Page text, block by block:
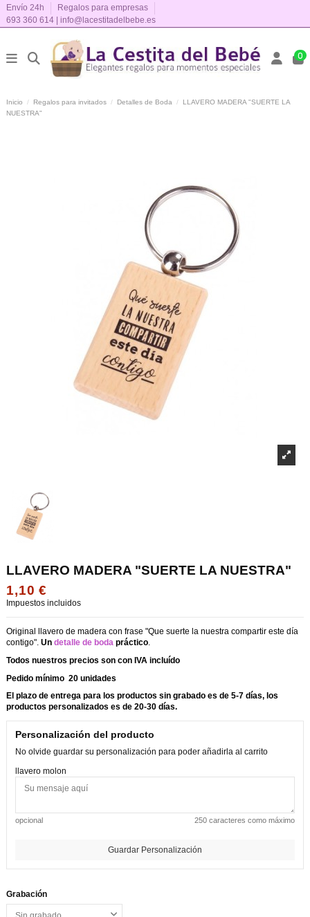
Envío 24h
Regalos para empresas
693 360 614 | info@lacestitadelbebe.es
0
Inicio Regalos para invitados Detalles de Boda
LLAVERO MADERA "SUERTE LA
NUESTRA"
LLAVERO MADERA "SUERTE LA NUESTRA"
1,10 €
Impuestos incluidos
Original llavero de madera con frase "Que suerte la nuestra compartir este día
contigo". Un detalle de boda práctico.
Todos nuestros precios son con IVA incluído
Pedido mínimo 20 unidades
El plazo de entrega para los productos sin grabado es de 5-7 días, los
productos personalizados es de 20-30 días.
Personalización del producto
No olvide guardar su personalización para poder añadirla al carrito
llavero molon
opcional 250 caracteres como máximo
Guardar Personalización
Grabación